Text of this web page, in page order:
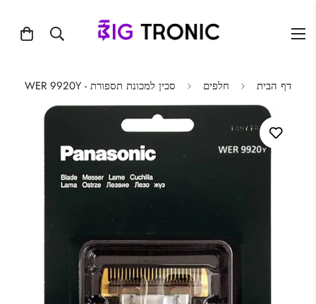
דף הבית חלפים סכין למכונת תספורת - WER 9920Y